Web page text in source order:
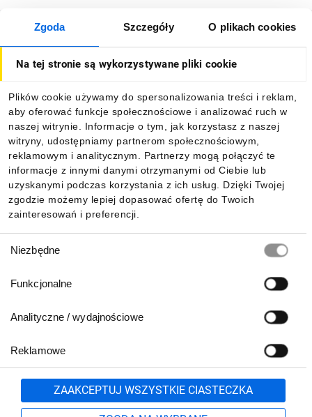
Zgoda Szczegóły O plikach cookies
Na tej stronie są wykorzystywane pliki cookie
Plików cookie używamy do spersonalizowania treści i reklam,
aby oferować funkcje społecznościowe i analizować ruch w
naszej witrynie. Informacje o tym, jak korzystasz z naszej
witryny, udostępniamy partnerom społecznościowym,
reklamowym i analitycznym. Partnerzy mogą połączyć te
informacje z innymi danymi otrzymanymi od Ciebie lub
uzyskanymi podczas korzystania z ich usług. Dzięki Twojej
zgodzie możemy lepiej dopasować ofertę do Twoich
zainteresowań i preferencji.
zgody
Niezbędne
Funkcjonalne
Analityczne / wydajnościowe
Reklamowe
ZAAKCEPTUJ WSZYSTKIE CIASTECZKA
O firmie
Informacje
Pobierz naszą aplikację mobilną:
801 500 700 lub
71 37 61 600